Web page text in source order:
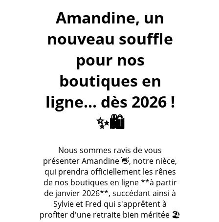
Amandine, un
nouveau souffle
pour nos
boutiques en
ligne... dès 2026 !
✨🛍️
Nous sommes ravis de vous
présenter Amandine 👋, notre nièce,
qui prendra officiellement les rênes
de nos boutiques en ligne **à partir
de janvier 2026**, succédant ainsi à
Sylvie et Fred qui s'apprêtent à
profiter d'une retraite bien méritée 🏖️